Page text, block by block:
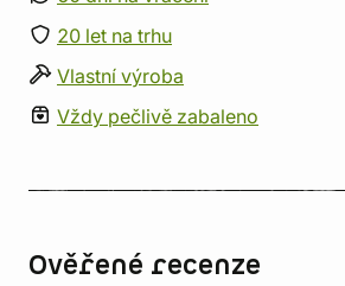
20 let na trhu
Vlastní výroba
Vždy pečlivě zabaleno
Ověřené recenze